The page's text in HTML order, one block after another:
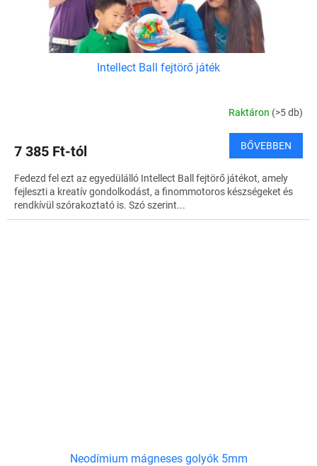
Intellect Ball fejtörő játék
Raktáron (>5 db)
7 385 Ft-tól BŐVEBBEN
Fedezd fel ezt az egyedülálló Intellect Ball fejtörő játékot, amely
fejleszti a kreatív gondolkodást, a finommotoros készségeket és
rendkívül szórakoztató is. Szó szerint...
Neodímium mágneses golyók 5mm